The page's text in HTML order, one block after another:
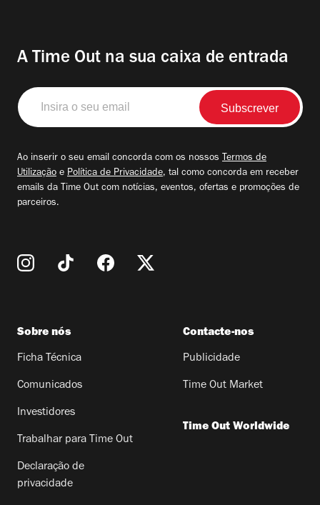
A Time Out na sua caixa de entrada
Insira
o
seu
Ao inserir o seu email concorda com os nossos Termos de
Utilização e Política de Privacidade, tal como concorda em receber
emails da Time Out com notícias, eventos, ofertas e promoções de
parceiros.
Sobre nós
Ficha Técnica
Comunicados
Investidores
Trabalhar para Time Out
Declaração de
privacidade
Contacte-nos
Publicidade
Time Out Market
Time Out Worldwide